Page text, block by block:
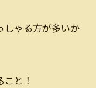
しゃる方が多いか
と！